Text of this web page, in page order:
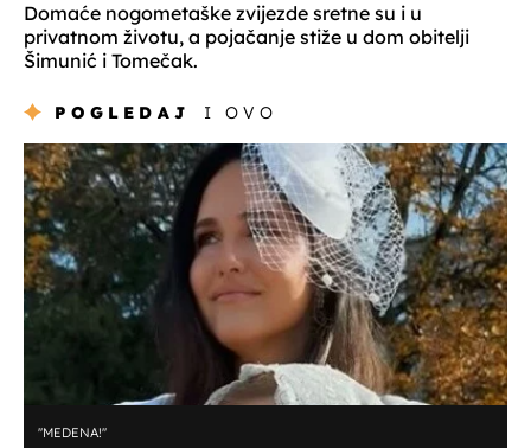
Domaće nogometaške zvijezde sretne su i u
privatnom životu, a pojačanje stiže u dom obitelji
Šimunić i Tomečak.
POGLEDAJ I OVO
''MEDENA!''